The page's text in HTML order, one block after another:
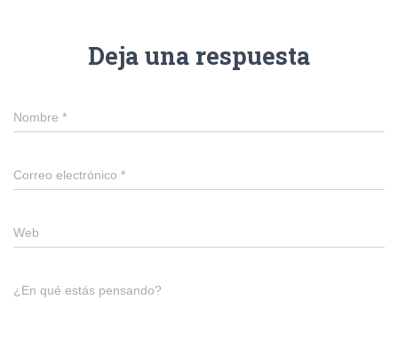
Deja una respuesta
Nombre *
Correo electrónico *
Web
¿En qué estás pensando?